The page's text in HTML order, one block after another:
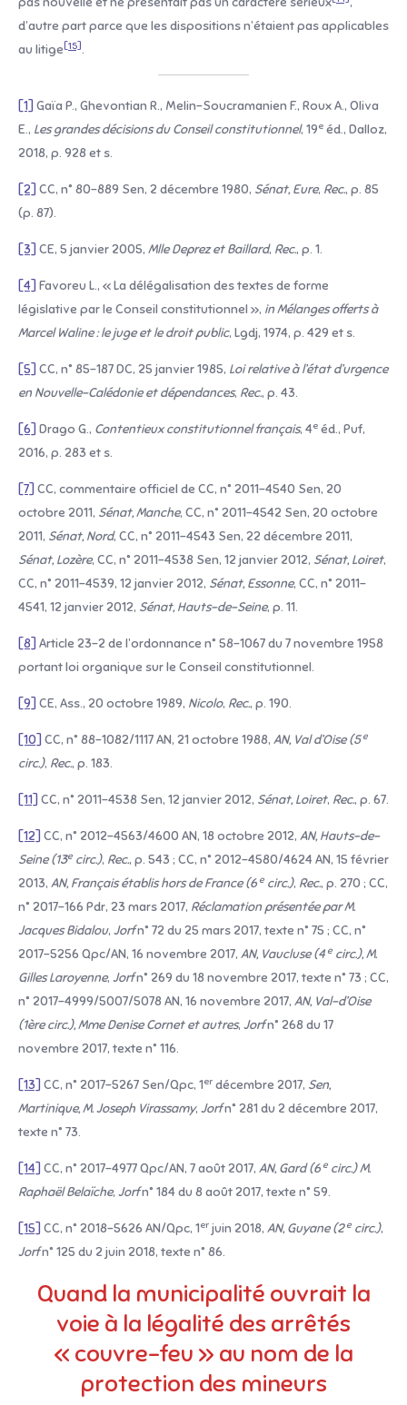
d’autre part parce que les dispositions n’étaient pas applicables
au litige[15].
[1] Gaïa P., Ghevontian R., Melin-Soucramanien F., Roux A., Oliva
E., Les grandes décisions du Conseil constitutionnel, 19e éd., Dalloz,
2018, p. 928 et s.
[2] CC, n° 80-889 Sen, 2 décembre 1980, Sénat, Eure, Rec., p. 85
(p. 87).
[3] CE, 5 janvier 2005, Mlle Deprez et Baillard, Rec., p. 1.
[4] Favoreu L., « La délégalisation des textes de forme
législative par le Conseil constitutionnel », inMélanges offerts à
Marcel Waline : le juge et le droit public, Lgdj, 1974, p. 429 et s.
[5] CC, n° 85-187 DC, 25 janvier 1985, Loi relative à l’état d’urgence
en Nouvelle-Calédonie et dépendances, Rec., p. 43.
[6] Drago G., Contentieux constitutionnel français, 4e éd., Puf,
2016, p. 283 et s.
[7] CC, commentaire officiel de CC, n° 2011-4540 Sen, 20
octobre 2011, Sénat, Manche, CC, n° 2011-4542 Sen, 20 octobre
2011, Sénat, Nord, CC, n° 2011-4543 Sen, 22 décembre 2011,
Sénat, Lozère, CC, n° 2011-4538 Sen, 12 janvier 2012, Sénat, Loiret,
CC, n° 2011-4539, 12 janvier 2012, Sénat, Essonne, CC, n° 2011-
4541, 12 janvier 2012, Sénat, Hauts-de-Seine, p. 11.
[8] Article 23-2 de l’ordonnance n° 58-1067 du 7 novembre 1958
portant loi organique sur le Conseil constitutionnel.
[9] CE, Ass., 20 octobre 1989, Nicolo, Rec., p. 190.
[10] CC, n° 88-1082/1117 AN, 21 octobre 1988, AN, Val d’Oise (5e
circ.), Rec., p. 183.
[11] CC, n° 2011-4538 Sen, 12 janvier 2012, Sénat, Loiret, Rec., p. 67.
[12] CC, n° 2012-4563/4600 AN, 18 octobre 2012, AN, Hauts-de-
Seine (13e circ.), Rec., p. 543 ; CC, n° 2012-4580/4624 AN, 15 février
2013, AN, Français établis hors de France (6 e circ.), Rec., p. 270 ; CC,
n° 2017-166 Pdr, 23 mars 2017, Réclamation présentée par M.
Jacques Bidalou, Jorfn° 72 du 25 mars 2017, texte n° 75 ; CC, n°
2017-5256 Qpc/AN, 16 novembre 2017, AN, Vaucluse (4 e circ.), M.
Gilles Laroyenne, Jorfn° 269 du 18 novembre 2017, texte n° 73 ; CC,
n° 2017-4999/5007/5078 AN, 16 novembre 2017, AN, Val-d’Oise
(1ère circ.), Mme Denise Cornet et autres, Jorfn° 268 du 17
novembre 2017, texte n° 116.
[13] CC, n° 2017-5267 Sen/Qpc, 1er décembre 2017, Sen,
Martinique, M. Joseph Virassamy, Jorfn° 281 du 2 décembre 2017,
texte n° 73.
[14] CC, n° 2017-4977 Qpc/AN, 7 août 2017, AN, Gard (6 e circ.) M.
Raphaël Belaïche, Jorfn° 184 du 8 août 2017, texte n° 59.
[15] CC, n° 2018-5626 AN/Qpc, 1er juin 2018, AN, Guyane (2e circ.),
Jorfn° 125 du 2 juin 2018, texte n° 86.
Quand la municipalité ouvrait la
voie à la légalité des arrêtés
« couvre-feu » au nom de la
protection des mineurs